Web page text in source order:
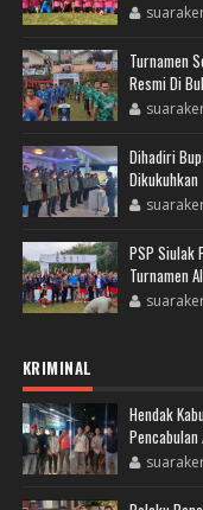
Turnamen
Resmi Di
Dihadiri
Dikukuhkan
PSP Siulak
Turnamen
KRIMINAL
Hendak
Pencabulan